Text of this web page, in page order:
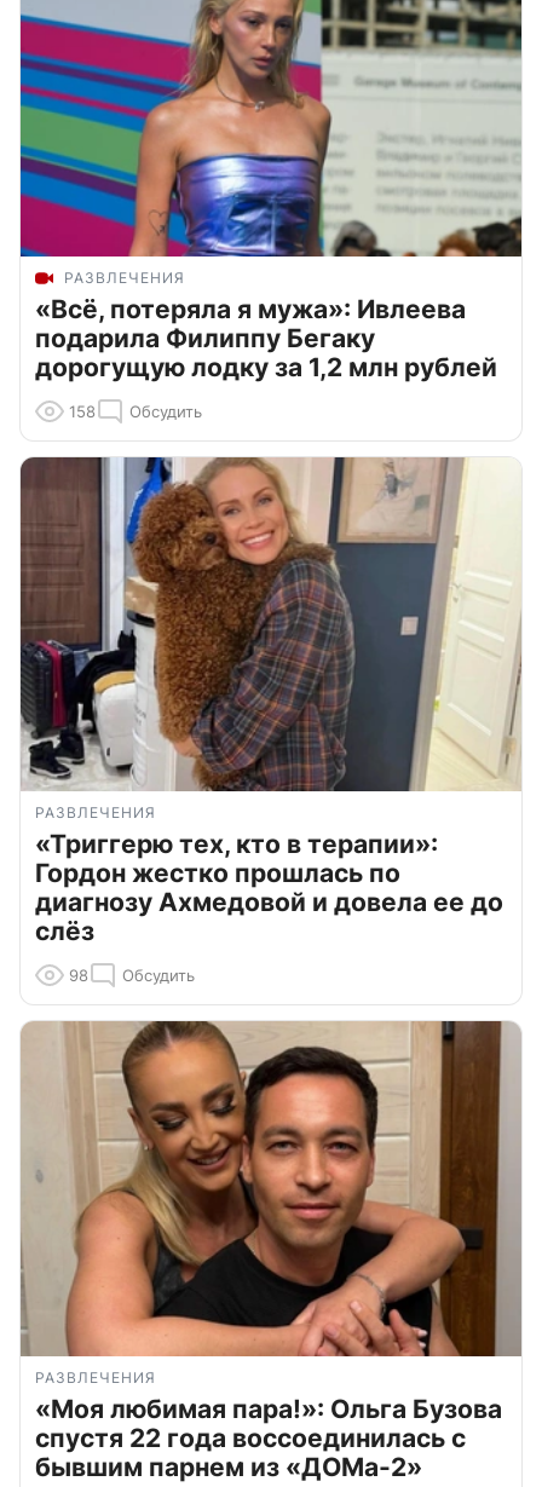
РАЗВЛЕЧЕНИЯ
«Всё, потеряла я мужа»: Ивлеева
подарила Филиппу Бегаку
дорогущую лодку за 1,2 млн рублей
158 Обсудить
РАЗВЛЕЧЕНИЯ
«Триггерю тех, кто в терапии»:
Гордон жестко прошлась по
диагнозу Ахмедовой и довела ее до
слёз
98 Обсудить
РАЗВЛЕЧЕНИЯ
«Моя любимая пара!»: Ольга Бузова
спустя 22 года воссоединилась с
бывшим парнем из «ДОМа-2»